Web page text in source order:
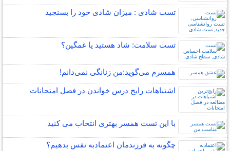
تست شادی : میزان شادی خود را بسنجید
تست سلامت: شاد هستيد يا غمگين؟
همسرم می‌گوید:من زنانگی نمی‌دانم!
اشتباهات رایج درس خواندن در فصل امتحانات
با این تست همسر بهتری انتخاب می کنید
چگونه به فرزندمان اعتمادبه نفس بدهیم؟